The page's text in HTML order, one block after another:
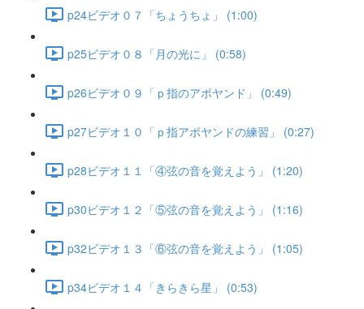
p24ビデオ０７「ちょうちょ」 (1:00)
p25ビデオ０８「月の光に」 (0:58)
p26ビデオ０９「ｐ指のアポヤンド」 (0:49)
p27ビデオ１０「ｐ指アポヤンドの練習」 (0:27)
p28ビデオ１１「④弦の音を覚えよう」 (1:20)
p30ビデオ１２「⑤弦の音を覚えよう」 (1:16)
p32ビデオ１３「⑥弦の音を覚えよう」 (1:05)
p34ビデオ１４「きらきら星」 (0:53)